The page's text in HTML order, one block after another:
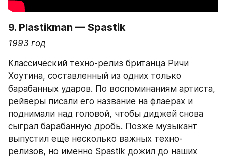
9. Plastikman — Spastik
1993 год
Классический техно-релиз британца Ричи
Хоутина, составленный из одних только
барабанных ударов. По воспоминаниям артиста,
рейверы писали его название на флаерах и
поднимали над головой, чтобы диджей снова
сыграл барабанную дробь. Позже музыкант
выпустил еще несколько важных техно-
релизов, но именно Spastik дожил до наших